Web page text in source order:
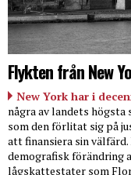
Flykten från New
New York har i
några av landets
som den förlitat sig på
att finansiera sin
demografisk förändring
lågskattestater som